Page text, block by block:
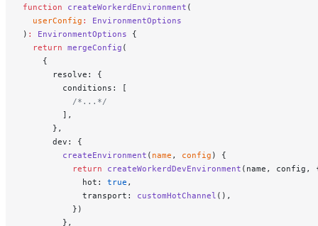
function createWorkerdEnvironment (
  userConfig
:
EnvironmentOptions
) : EnvironmentOptions {
  return
mergeConfig (
    {
      resolve: {
        conditions: [
          /*...*/
        ],
      },
      dev: {
        createEnvironment
( name , config ) {
          return
createWorkerdDevEnvironment (name, config,
            hot:
true ,
            transport:
customHotChannel (),
          })
        },